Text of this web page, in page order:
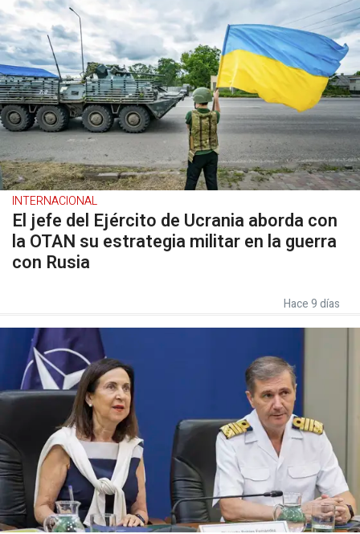
INTERNACIONAL
El jefe del Ejército de Ucrania aborda con
la OTAN su estrategia militar en la guerra
con Rusia
Hace 9 días